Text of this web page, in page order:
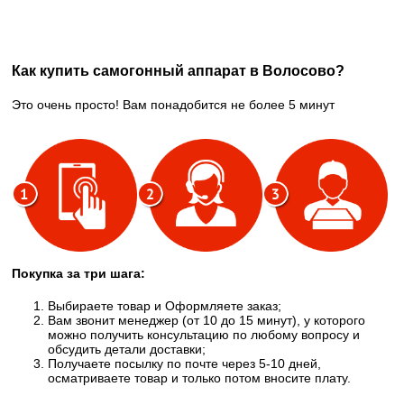
Как купить самогонный аппарат в Волосово?
Это очень просто! Вам понадобится не более 5 минут
Покупка за три шага:
Выбираете товар и Оформляете заказ;
Вам звонит менеджер (от 10 до 15 минут), у которого
можно получить консультацию по любому вопросу и
обсудить детали доставки;
Получаете посылку по почте через 5-10 дней,
осматриваете товар и только потом вносите плату.